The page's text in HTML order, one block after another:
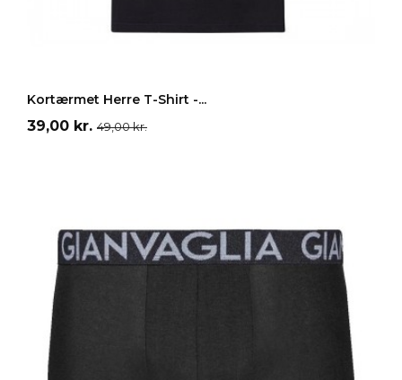
Grå HvidSort
Kortærmet Herre T-Shirt -...
Pris
39,00 kr. Normalpris
49,00 kr.